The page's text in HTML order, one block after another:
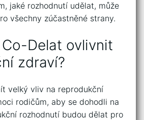
jaké rozhodnutí udělat, může
všechny zúčastněné strany.
Delat ovlivnit
zdraví?
velký vliv na reprodukční
rodičům, aby se dohodli na
rozhodnutí budou dělat pro